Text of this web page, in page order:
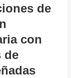
de
con
de